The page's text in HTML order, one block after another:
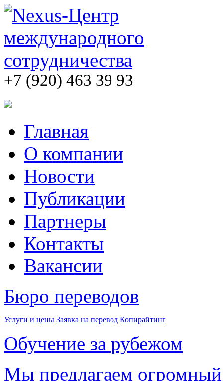
+7 (920) 463 39 93
Главная
О компании
Новости
Публикации
Партнеры
Контакты
Вакансии
Бюро переводов
Услуги и цены Заявка на перевод Копирайтинг
Обучение за рубежом
Мы предлагаем